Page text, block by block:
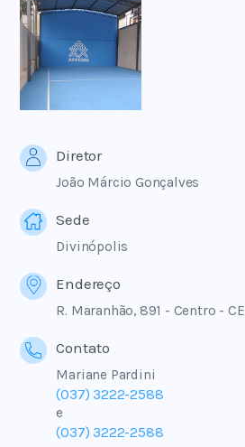
Diretor
João Márcio Gonçalves
Sede
Divinópolis
Endereço
R. Maranhão, 891 - Centro -
Contato
Mariane Pardini
(037) 3222-2588
e
(037) 3222-2588